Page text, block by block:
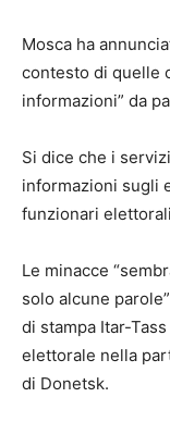
Mosca ha
contesto di quelle
informazioni” da
Si dice che i
informazioni sugli
funzionari
Le minacce
solo alcune
di stampa Itar-
elettorale nella
di Donetsk.